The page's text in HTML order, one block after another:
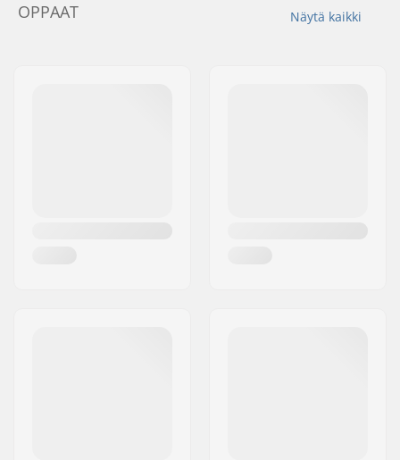
Näytä kaikki
OPPAAT